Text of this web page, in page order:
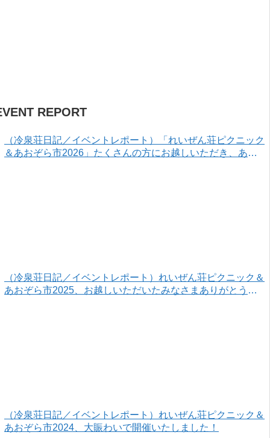
REPORT
（冷泉荘日記／イベントレポート）「れいぜん荘ピクニック
＆あおぞら市2026」たくさんの方にお越しいただき、あり
（冷泉荘日記／イベントレポート）れいぜん荘ピクニック＆
あおぞら市2025、お越しいただいたみなさまありがとうご
（冷泉荘日記／イベントレポート）れいぜん荘ピクニック＆
あおぞら市2024、大賑わいで開催いたしました！